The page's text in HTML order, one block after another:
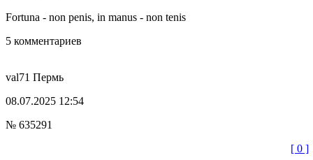
Fortuna - non penis, in manus - non tenis
5 комментариев
val71 Пермь
08.07.2025 12:54
№ 635291
[ 0 ]